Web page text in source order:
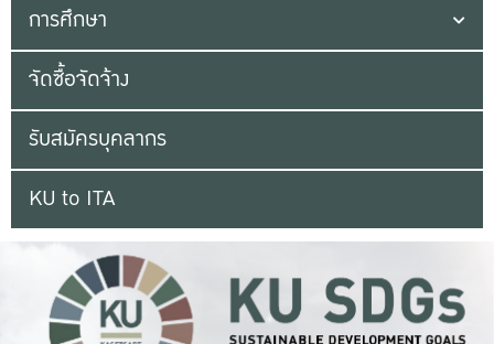
การศึกษา
จัดซื้อจัดจ้าง
รับสมัครบุคลากร
KU to ITA